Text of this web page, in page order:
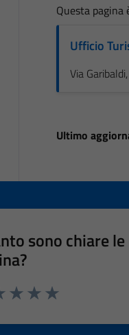
Questa pagina
Ufficio
Via
Ultimo
sono chiare